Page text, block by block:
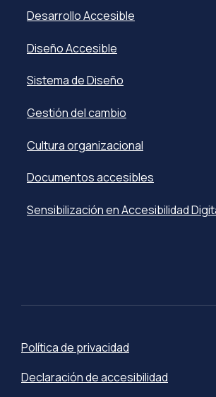
Desarrollo Accesible
Diseño Accesible
Sistema de Diseño
Gestión del cambio
Cultura organizacional
Documentos accesibles
Sensibilización en Accesibilidad
Política de privacidad
Declaración de accesibilidad